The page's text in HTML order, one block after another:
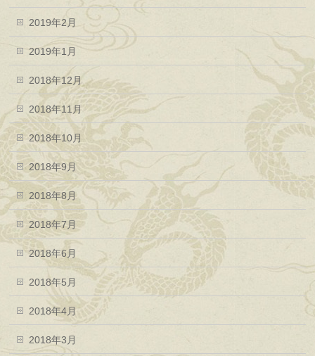
2019年2月
2019年1月
2018年12月
2018年11月
2018年10月
2018年9月
2018年8月
2018年7月
2018年6月
2018年5月
2018年4月
2018年3月